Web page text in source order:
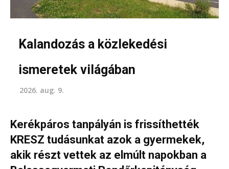
Kalandozás a közlekedési
ismeretek világában
2026. aug. 9.
Kerékpáros tanpályán is frissíthették
KRESZ tudásunkat azok a gyermekek,
akik részt vettek az elmúlt napokban a